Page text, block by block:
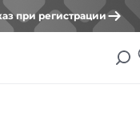
при регистрации